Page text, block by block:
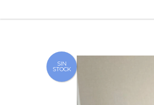
SIN
STOCK